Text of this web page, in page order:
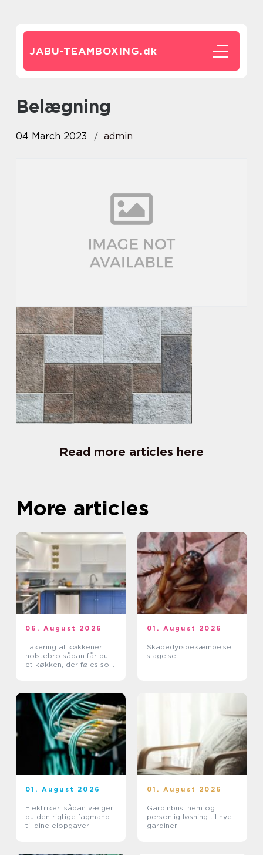
JABU-TEAMBOXING.dk
Belægning
04 March 2023 admin
Read more articles here
More articles
06. August 2026
Lakering af køkkener
holstebro sådan får du
et køkken, der føles som
01. August 2026
Skadedyrsbekæmpelse
slagelse
01. August 2026
Elektriker: sådan vælger
du den rigtige fagmand
til dine elopgaver
01. August 2026
Gardinbus: nem og
personlig løsning til nye
gardiner